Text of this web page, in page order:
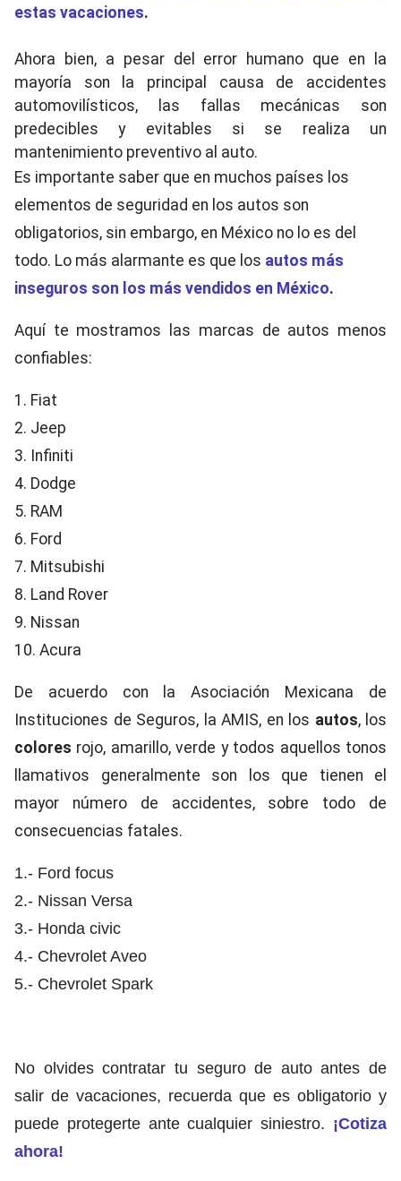
estas vacaciones.
Ahora bien, a pesar del error humano que en la
mayoría son la principal causa de accidentes
automovilísticos, las fallas mecánicas son
predecibles y evitables si se realiza un
mantenimiento preventivo al auto.
Es importante saber que en muchos países los
elementos de seguridad en los autos son
obligatorios, sin embargo, en México no lo es del
todo. Lo más alarmante es que los autos más
inseguros son los más vendidos en México.
Aquí te mostramos las marcas de autos menos
confiables:
1. Fiat
2. Jeep
3. Infiniti
4. Dodge
5. RAM
6. Ford
7. Mitsubishi
8. Land Rover
9. Nissan
10. Acura
De acuerdo con la Asociación Mexicana de
Instituciones de Seguros, la AMIS, en los autos, los
colores rojo, amarillo, verde y todos aquellos tonos
llamativos generalmente son los que tienen el
mayor número de accidentes, sobre todo de
consecuencias fatales.
1.- Ford focus
2.- Nissan Versa
3.- Honda civic
4.- Chevrolet Aveo
5.- Chevrolet Spark
No olvides contratar tu seguro de auto antes de
salir de vacaciones, recuerda que es obligatorio y
puede protegerte ante cualquier siniestro. ¡Cotiza
ahora!